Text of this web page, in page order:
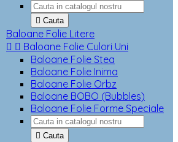
 Cauta
Baloane Folie Litere
  Baloane Folie Culori Uni
Baloane Folie Stea
Baloane Folie Inima
Baloane Folie Orbz
Baloane BOBO (Bubbles)
Baloane Folie Forme Speciale
 Cauta